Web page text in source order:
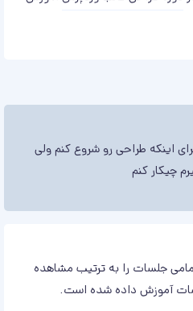
اینکه طراحی رو شروع کنم ولی
چیکار کنم
جلسات را به ترتیب مشاهده
آموزش داده شده است.